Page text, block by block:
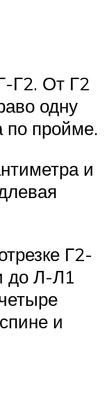
Г2. От Г2
одну
по пройме.
и
Г2-
до Л-Л1
и